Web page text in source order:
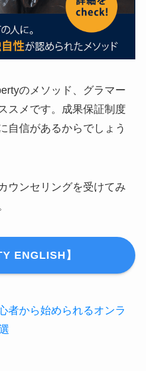
のメソッド、グラマー
スメです。成果保証制度
自信があるからでしょう
ウンセリングを受けてみ
ENGLISH】
者から始められるオンラ